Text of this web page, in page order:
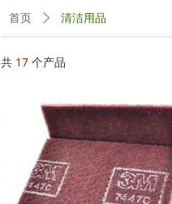
共 17 个产品
首页 ꄲ 清洁用品